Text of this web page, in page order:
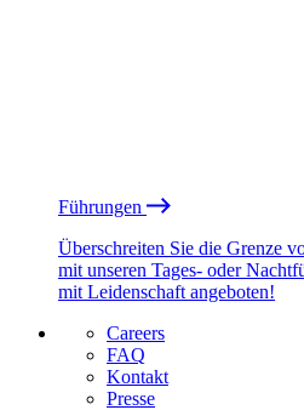
Führungen
Überschreiten Sie die Grenze
mit unseren Tages- oder
mit Leidenschaft angeboten!
Careers
FAQ
Kontakt
Presse